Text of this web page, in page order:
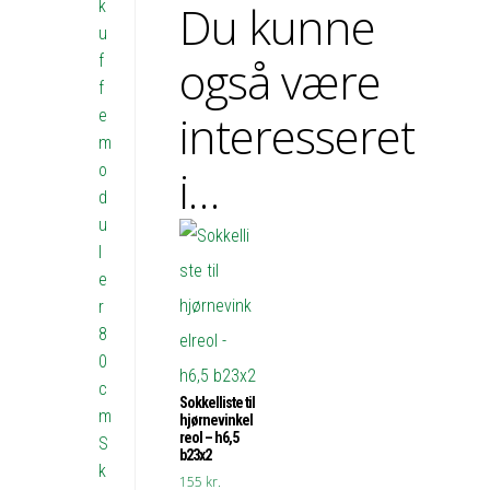
Du kunne
også være
interesseret
i…
Sokkelliste til
hjørnevinkel
reol – h6,5
b23x2
155 kr.
k
u
f
f
e
m
o
d
u
l
e
r
8
0
c
m
S
k